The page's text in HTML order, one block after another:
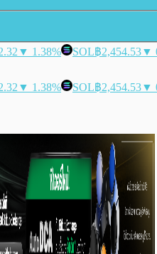
▼ 1.38% SOL฿2,454.53▼
▼ 1.38% SOL฿2,454.53▼